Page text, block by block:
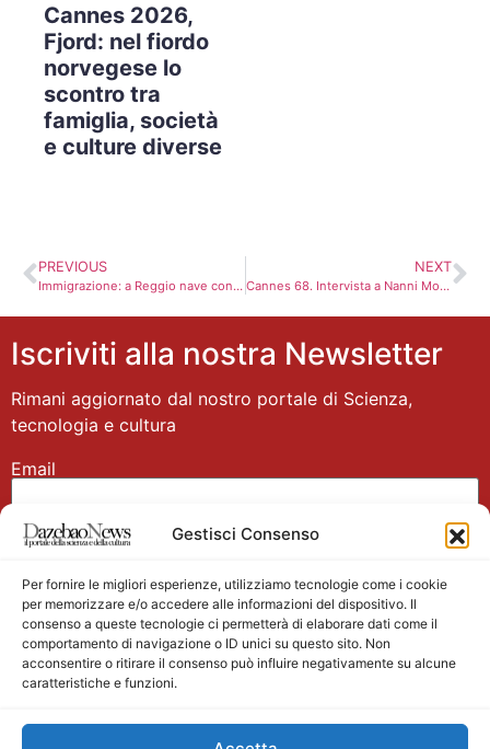
Gestisci Consenso
Per fornire le migliori esperienze, utilizziamo tecnologie come i cookie
per memorizzare e/o accedere alle informazioni del dispositivo. Il
consenso a queste tecnologie ci permetterà di elaborare dati come il
comportamento di navigazione o ID unici su questo sito. Non
acconsentire o ritirare il consenso può influire negativamente su alcune
caratteristiche e funzioni.
Cannes 2026,
Fjord: nel fiordo
norvegese lo
scontro tra
famiglia, società
e culture diverse
PREVIOUS
Immigrazione: a Reggio nave con 617 migranti, 191 minor
NEXT
Cannes 68. Intervista a Nanni Moretti
Iscriviti alla nostra Newsletter
Rimani aggiornato dal nostro portale di Scienza,
tecnologia e cultura
Email
Nome
Main partner